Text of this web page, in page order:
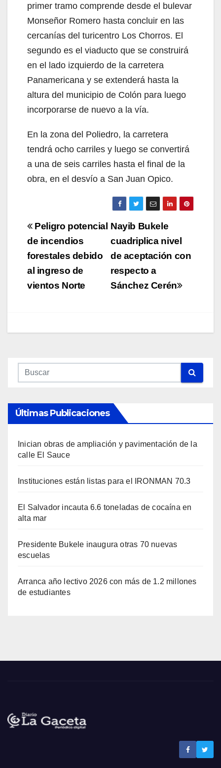
primer tramo comprende desde el bulevar
Monseñor Romero hasta concluir en las
cercanías del turicentro Los Chorros. El
segundo es el viaducto que se construirá
en el lado izquierdo de la carretera
Panamericana y se extenderá hasta la
altura del municipio de Colón para luego
incorporarse de nuevo a la vía.
En la zona del Poliedro, la carretera
tendrá ocho carriles y luego se convertirá
a una de seis carriles hasta el final de la
obra, en el desvío a San Juan Opico.
Navegación
de
entradas
Nayib Bukele
cuadriplica nivel
de aceptación con
respecto a
Sánchez Cerén
Peligro potencial
de incendios
forestales debido
al ingreso de
vientos Norte
Últimas Publicaciones
Inician obras de ampliación y pavimentación de la
calle El Sauce
Instituciones están listas para el IRONMAN 70.3
El Salvador incauta 6.6 toneladas de cocaína en
alta mar
Presidente Bukele inaugura otras 70 nuevas
escuelas
Arranca año lectivo 2026 con más de 1.2 millones
de estudiantes